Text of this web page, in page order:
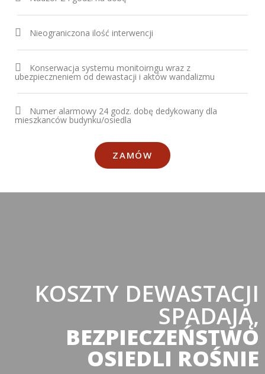
Nieograniczona ilość interwencji
Konserwacja systemu monitoirngu wraz z
ubezpieczneniem od dewastacji i aktów wandalizmu
Numer alarmowy 24 godz. dobę dedykowany dla
mieszkanców budynku/osiedla
ZAMÓW
KOSZTY DEWASTACJI
SPADAJĄ,
BEZPIECZEŃSTWO
OSIEDLI ROŚNIE